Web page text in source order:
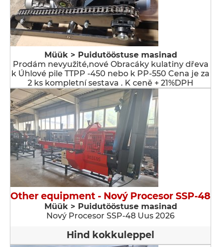
Müük > Puidutööstuse masinad
Prodám nevyužité,nové Obracáky kulatiny dřeva
k Úhlové pile TTPP -450 nebo k PP-550 Cena je za
2 ks kompletní sestava . K ceně + 21%DPH
Other equipment - Nový Procesor SSP-48
Müük > Puidutööstuse masinad
Nový Procesor SSP-48 Uus 2026
Hind kokkuleppel